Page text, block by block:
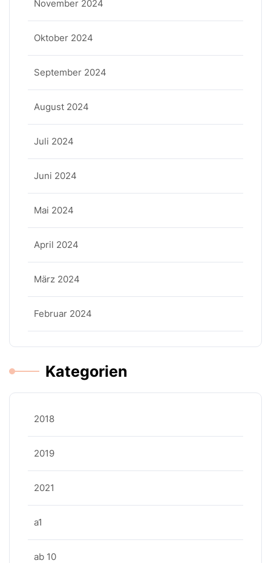
November 2024
Oktober 2024
September 2024
August 2024
Juli 2024
Juni 2024
Mai 2024
April 2024
März 2024
Februar 2024
Kategorien
2018
2019
2021
a1
ab 10